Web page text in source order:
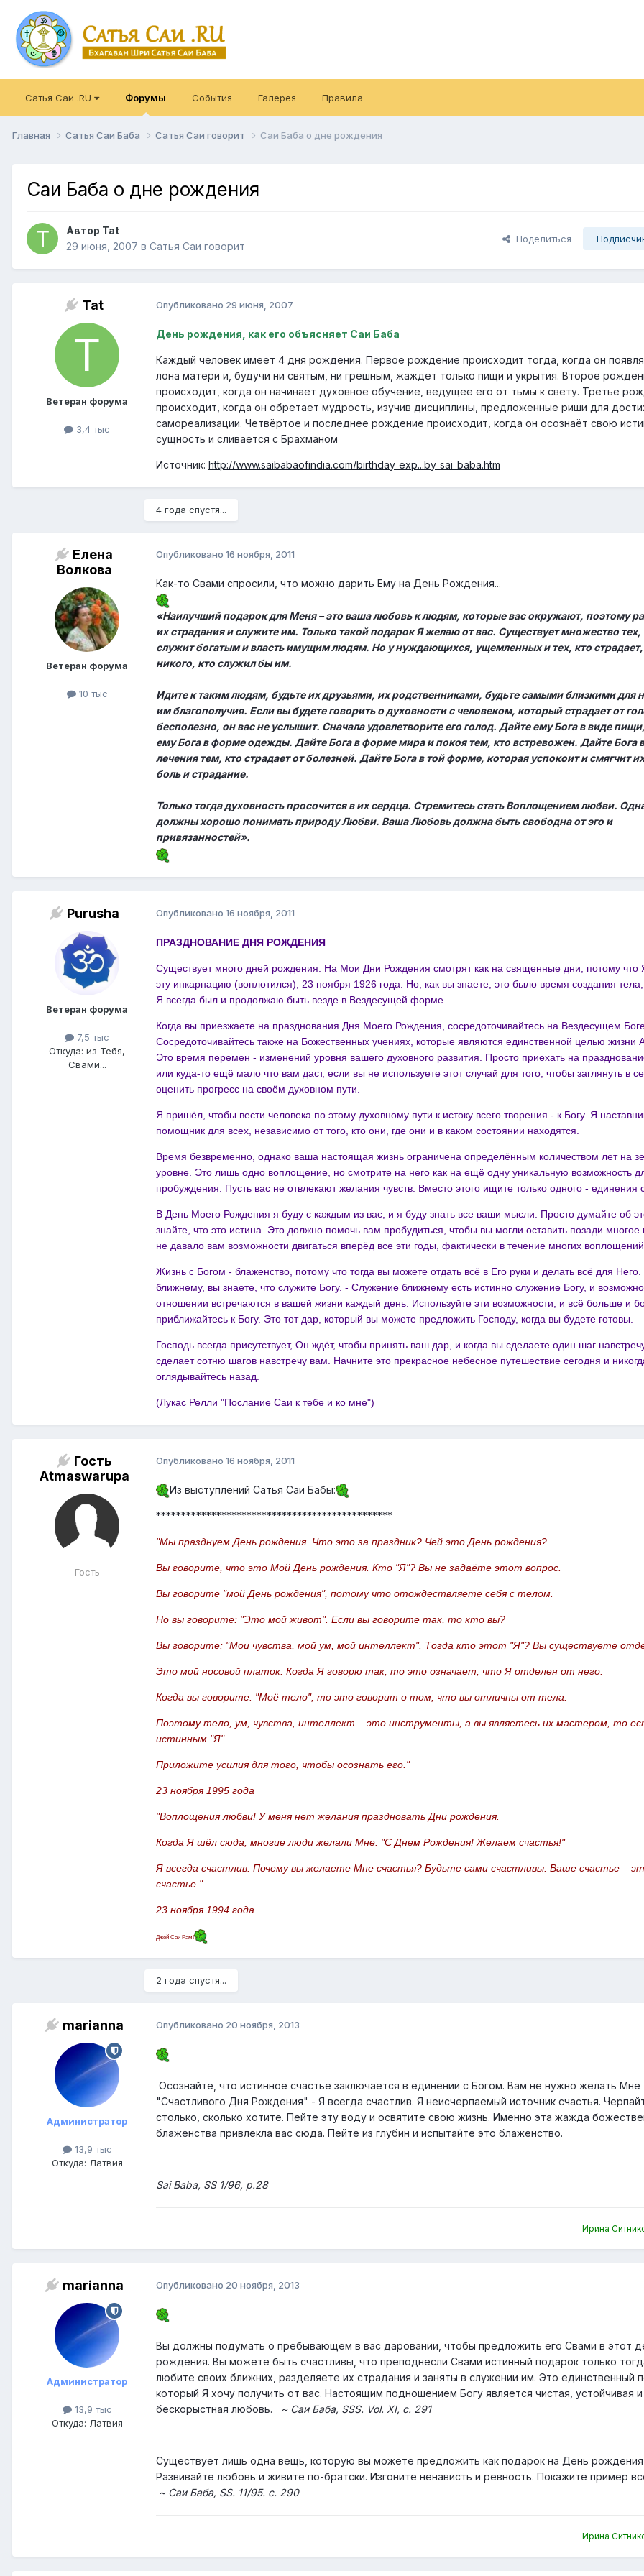
Сатья Саи .RU Форумы События Галерея Правила
Главная Сатья Саи Баба Сатья Саи говорит Саи Баба о дне рождения
Саи Баба о дне рождения
Автор Tat
29 июня, 2007 в Сатья Саи говорит
Поделиться
Tat
Ветеран форума
3,4 тыс
Опубликовано 29 июня, 2007
День рождения, как его объясняет Саи Баба
Каждый человек имеет 4 дня рождения. Первое рождение происходит тогда, когда он
лона матери и, будучи ни святым, ни грешным, жаждет только пищи и укрытия. Второе
происходит, когда он начинает духовное обучение, ведущее его от тьмы к свету. Третье
происходит, когда он обретает мудрость, изучив дисциплины, предложенные риши для
самореализации. Четвёртое и последнее рождение происходит, когда он осознаёт свою
сущность и сливается с Брахманом
Источник: http://www.saibabaofindia.com/birthday_exp...by_sai_baba.htm
4 года спустя...
Елена
Волкова
Ветеран форума
10 тыс
Опубликовано 16 ноября, 2011
Как-то Свами спросили, что можно дарить Ему на День Рождения...
«Наилучший подарок для Меня – это ваша любовь к людям, которые вас окружают, поэтому
их страдания и служите им. Только такой подарок Я желаю от вас. Существует множество тех,
служит богатым и власть имущим людям. Но у нуждающихся, ущемленных и тех, кто страдает,
никого, кто служил бы им.
Идите к таким людям, будьте их друзьями, их родственниками, будьте самыми близкими для
им благополучия. Если вы будете говорить о духовности с человеком, который страдает от
бесполезно, он вас не услышит. Сначала удовлетворите его голод. Дайте ему Бога в виде
ему Бога в форме одежды. Дайте Бога в форме мира и покоя тем, кто встревожен. Дайте Бога
лечения тем, кто страдает от болезней. Дайте Бога в той форме, которая успокоит и смягчит
боль и страдание.
Только тогда духовность просочится в их сердца. Стремитесь стать Воплощением любви.
должны хорошо понимать природу Любви. Ваша Любовь должна быть свободна от эго и
привязанностей».
Purusha
Ветеран форума
7,5 тыс
Откуда: из Тебя,
Свами...
Опубликовано 16 ноября, 2011
ПРАЗДНОВАНИЕ ДНЯ РОЖДЕНИЯ
Существует много дней рождения. На Мои Дни Рождения смотрят как на священные дни, потому что
эту инкарнацию (воплотился), 23 ноября 1926 года. Но, как вы знаете, это было время создания тела,
Я всегда был и продолжаю быть везде в Вездесущей форме.
Когда вы приезжаете на празднования Дня Моего Рождения, сосредоточивайтесь на Вездесущем
Сосредоточивайтесь также на Божественных учениях, которые являются единственной целью жизни
Это время перемен - изменений уровня вашего духовного развития. Просто приехать на
или куда-то ещё мало что вам даст, если вы не используете этот случай для того, чтобы заглянуть в
оценить прогресс на своём духовном пути.
Я пришёл, чтобы вести человека по этому духовному пути к истоку всего творения - к Богу. Я
помощник для всех, независимо от того, кто они, где они и в каком состоянии находятся.
Время безвременно, однако ваша настоящая жизнь ограничена определённым количеством лет на
уровне. Это лишь одно воплощение, но смотрите на него как на ещё одну уникальную возможность
пробуждения. Пусть вас не отвлекают желания чувств. Вместо этого ищите только одного - единения
В День Моего Рождения я буду с каждым из вас, и я буду знать все ваши мысли. Просто думайте об
знайте, что это истина. Это должно помочь вам пробудиться, чтобы вы могли оставить позади многое
не давало вам возможности двигаться вперёд все эти годы, фактически в течение многих воплощений.
Жизнь с Богом - блаженство, потому что тогда вы можете отдать всё в Его руки и делать всё для
ближнему, вы знаете, что служите Богу. - Служение ближнему есть истинно служение Богу, и
отношении встречаются в вашей жизни каждый день. Используйте эти возможности, и всё больше и
приближайтесь к Богу. Это тот дар, который вы можете предложить Господу, когда вы будете готовы.
Господь всегда присутствует, Он ждёт, чтобы принять ваш дар, и когда вы сделаете один шаг
сделает сотню шагов навстречу вам. Начните это прекрасное небесное путешествие сегодня и
оглядывайтесь назад.
(Лукас Релли "Послание Саи к тебе и ко мне")
Гость
Atmaswarupa
Гость
Опубликовано 16 ноября, 2011
Из выступлений Сатья Саи Бабы:
***********************************************
"Мы празднуем День рождения. Что это за праздник? Чей это День рождения?
Вы говорите, что это Мой День рождения. Кто "Я"? Вы не задаёте этот вопрос.
Вы говорите "мой День рождения", потому что отождествляете себя с телом.
Но вы говорите: "Это мой живот". Если вы говорите так, то кто вы?
Вы говорите: "Мои чувства, мой ум, мой интеллект". Тогда кто этот "Я"? Вы существуете
Это мой носовой платок. Когда Я говорю так, то это означает, что Я отделен от него.
Когда вы говорите: "Моё тело", то это говорит о том, что вы отличны от тела.
Поэтому тело, ум, чувства, интеллект – это инструменты, а вы являетесь их мастером, то
истинным "Я".
Приложите усилия для того, чтобы осознать его."
23 ноября 1995 года
"Воплощения любви! У меня нет желания праздновать Дни рождения.
Когда Я шёл сюда, многие люди желали Мне: "С Днем Рождения! Желаем счастья!"
Я всегда счастлив. Почему вы желаете Мне счастья? Будьте сами счастливы. Ваше счастье –
счастье."
23 ноября 1994 года
Джей Саи Рам!
2 года спустя...
marianna
Администратор
13,9 тыс
Откуда: Латвия
Опубликовано 20 ноября, 2013
Осознайте, что истинное счастье заключается в единении с Богом. Вам не нужно желать Мне
"Счастливого Дня Рождения" - Я всегда счастлив. Я неисчерпаемый источник счастья.
столько, сколько хотите. Пейте эту воду и освятите свою жизнь. Именно эта жажда
блаженства привлекла вас сюда. Пейте из глубин и испытайте это блаженство.
Sai Baba, SS 1/96, p.28
Ирина
marianna
Администратор
13,9 тыс
Откуда: Латвия
Опубликовано 20 ноября, 2013
Вы должны подумать о пребывающем в вас даровании, чтобы предложить его Свами в этот
рождения. Вы можете быть счастливы, что преподнесли Свами истинный подарок только
любите своих ближних, разделяете их страдания и заняты в служении им. Это единственный
который Я хочу получить от вас. Настоящим подношением Богу является чистая, устойчивая и
бескорыстная любовь.
~ Саи Баба, SSS. Vol. XI, с. 291
Существует лишь одна вещь, которую вы можете предложить как подарок на День
Развивайте любовь и живите по-братски. Изгоните ненависть и ревность. Покажите пример
~ Саи Баба, SS. 11/95. с. 290
Ирина